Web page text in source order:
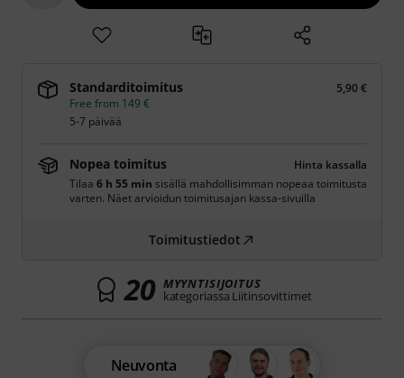
Standarditoimitus
5,90 €
Free from 149 €
5-7 päivää
Nopea toimitus
Hinta kassalla
Tilaa 6 h 55 min sisällä mahdollisimman nopeaa toimitusta
varten. Näet arvioidun toimitusajan kassa-sivuilla
Toimitustiedot
20 MYYNTISIJOITUS
kategoriassa Liitinsovittimet
Neuvonta